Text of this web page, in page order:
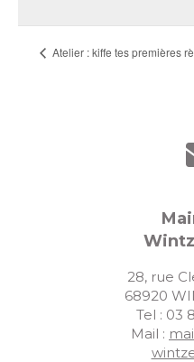
Atelier : kiffe tes premières
28, rue
68920
Tel : 03
Mail :